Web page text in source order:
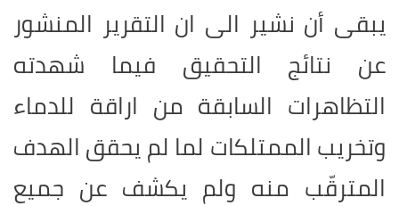
يبقى أن نشير الى ان التقرير المنشور
عن نتائج التحقيق فيما شهدته
التظاهرات السابقة من اراقة للدماء
وتخريب الممتلكات لما لم يحقق الهدف
المترقّب منه ولم يكشف عن جميع